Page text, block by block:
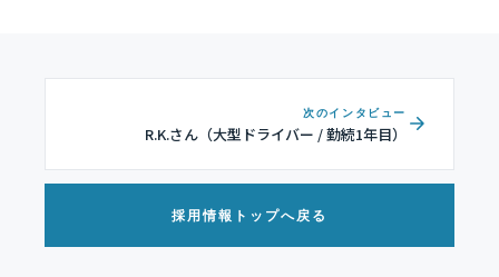
採用情報トップへ戻る
次のインタビュー
R.K.さん（大型ドライバー / 勤続1年目）